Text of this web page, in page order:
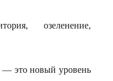
озеленение,
— это новый уровень